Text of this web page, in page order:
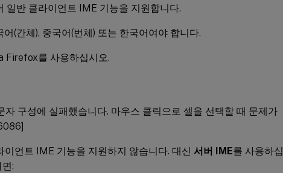
일반 클라이언트 IME 기능을 지원합니다.
(간체), 중국어(번체) 또는 한국어여야 합니다.
Firefox를 사용하십시오.
구성에 실패했습니다. 마우스 클릭으로 셀을 선택할 때 문제가
이언트 IME 기능을 지원하지 않습니다. 대신 서버 IME를 사용하십
: